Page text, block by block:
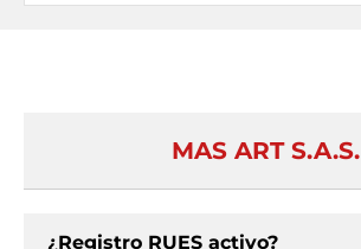
MAS ART S.A.S.
¿Registro RUES activo?